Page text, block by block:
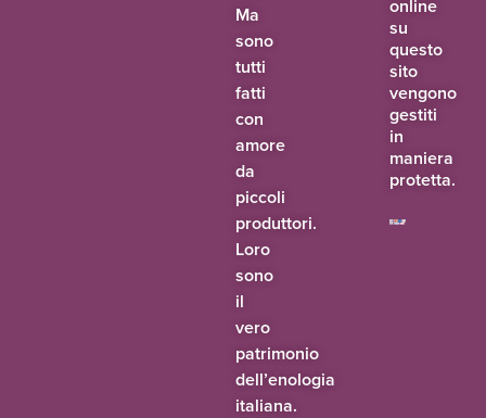
Ma
sono
tutti
fatti
con
amore
da
piccoli
produttori.
Loro
sono
il
vero
patrimonio
dell’enologia
italiana.
online
su
questo
sito
vengono
gestiti
in
maniera
protetta.